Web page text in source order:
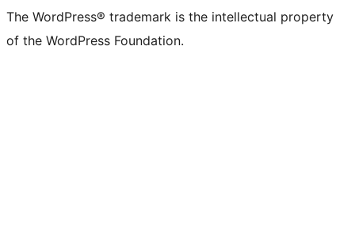
The WordPress® trademark is the intellectual property
of the WordPress Foundation.